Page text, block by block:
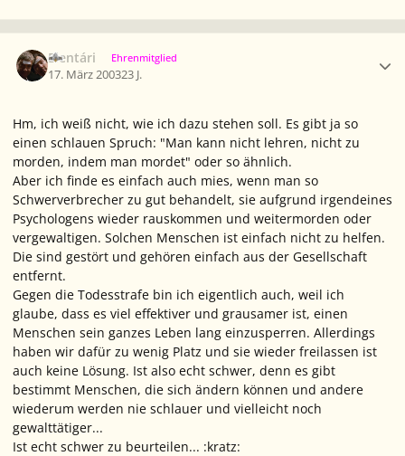
Elentári Ehrenmitglied
17. März 200323 J.
Hm, ich weiß nicht, wie ich dazu stehen soll. Es gibt ja so
einen schlauen Spruch: "Man kann nicht lehren, nicht zu
morden, indem man mordet" oder so ähnlich.
Aber ich finde es einfach auch mies, wenn man so
Schwerverbrecher zu gut behandelt, sie aufgrund irgendeines
Psychologens wieder rauskommen und weitermorden oder
vergewaltigen. Solchen Menschen ist einfach nicht zu helfen.
Die sind gestört und gehören einfach aus der Gesellschaft
entfernt.
Gegen die Todesstrafe bin ich eigentlich auch, weil ich
glaube, dass es viel effektiver und grausamer ist, einen
Menschen sein ganzes Leben lang einzusperren. Allerdings
haben wir dafür zu wenig Platz und sie wieder freilassen ist
auch keine Lösung. Ist also echt schwer, denn es gibt
bestimmt Menschen, die sich ändern können und andere
wiederum werden nie schlauer und vielleicht noch
gewalttätiger...
Ist echt schwer zu beurteilen... :kratz: